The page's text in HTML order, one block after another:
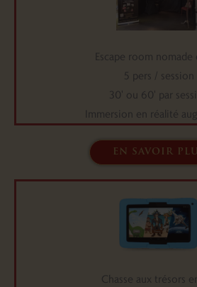
Escape room nomade
5 pers / session
30' ou 60' par
Immersion en réalité
en savoir
Chasse aux trésors